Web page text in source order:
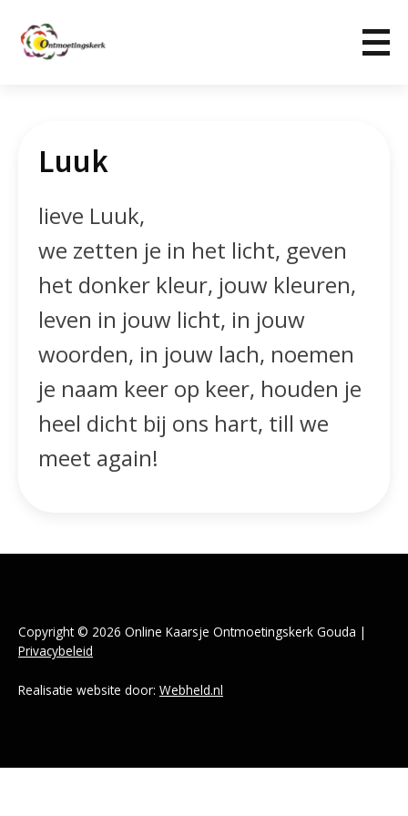
Luuk
lieve Luuk,
we zetten je in het licht, geven
het donker kleur, jouw kleuren,
leven in jouw licht, in jouw
woorden, in jouw lach, noemen
je naam keer op keer, houden je
heel dicht bij ons hart, till we
meet again!
Copyright © 2026 Online Kaarsje Ontmoetingskerk Gouda |
Privacybeleid
Realisatie website door: Webheld.nl